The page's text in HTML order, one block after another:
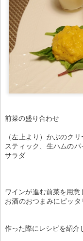
前菜の盛り合わせ
（左上より）かぶのク
スティック、生ハムの
サラダ
ワインが進む前菜を用意
お酒のおつまみにピッ
作った際にレシピを紹介